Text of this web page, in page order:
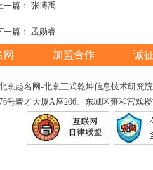
一篇： 张博禹
一篇： 孟勋睿
网 加盟合作 诚
京起名网-北京三式乾坤信息技术研究
号聚才大厦A座206、东城区雍和宫戏